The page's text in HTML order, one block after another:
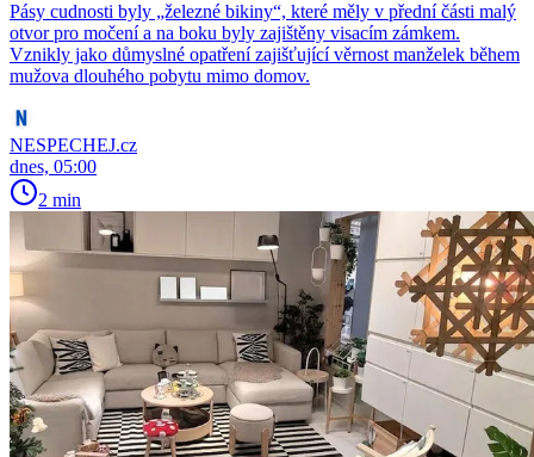
Pásy cudnosti byly „železné bikiny“, které měly v přední části malý
otvor pro močení a na boku byly zajištěny visacím zámkem.
Vznikly jako důmyslné opatření zajišťující věrnost manželek během
mužova dlouhého pobytu mimo domov.
NESPECHEJ.cz
dnes, 05:00
2 min